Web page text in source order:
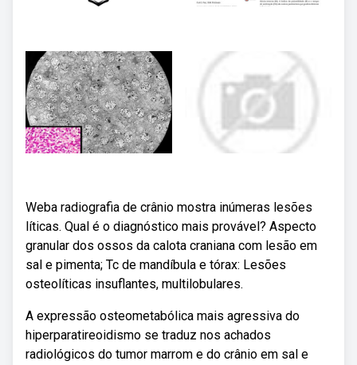
Weba radiografia de crânio mostra inúmeras lesões
líticas. Qual é o diagnóstico mais provável? Aspecto
granular dos ossos da calota craniana com lesão em
sal e pimenta; Tc de mandíbula e tórax: Lesões
osteolíticas insuflantes, multilobulares.
A expressão osteometabólica mais agressiva do
hiperparatireoidismo se traduz nos achados
radiológicos do tumor marrom e do crânio em sal e